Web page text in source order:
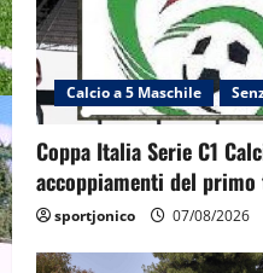
Calcio a 5 Maschile
Coppa Italia Serie C1
accoppiamenti del
sportjonico 07/08/2026